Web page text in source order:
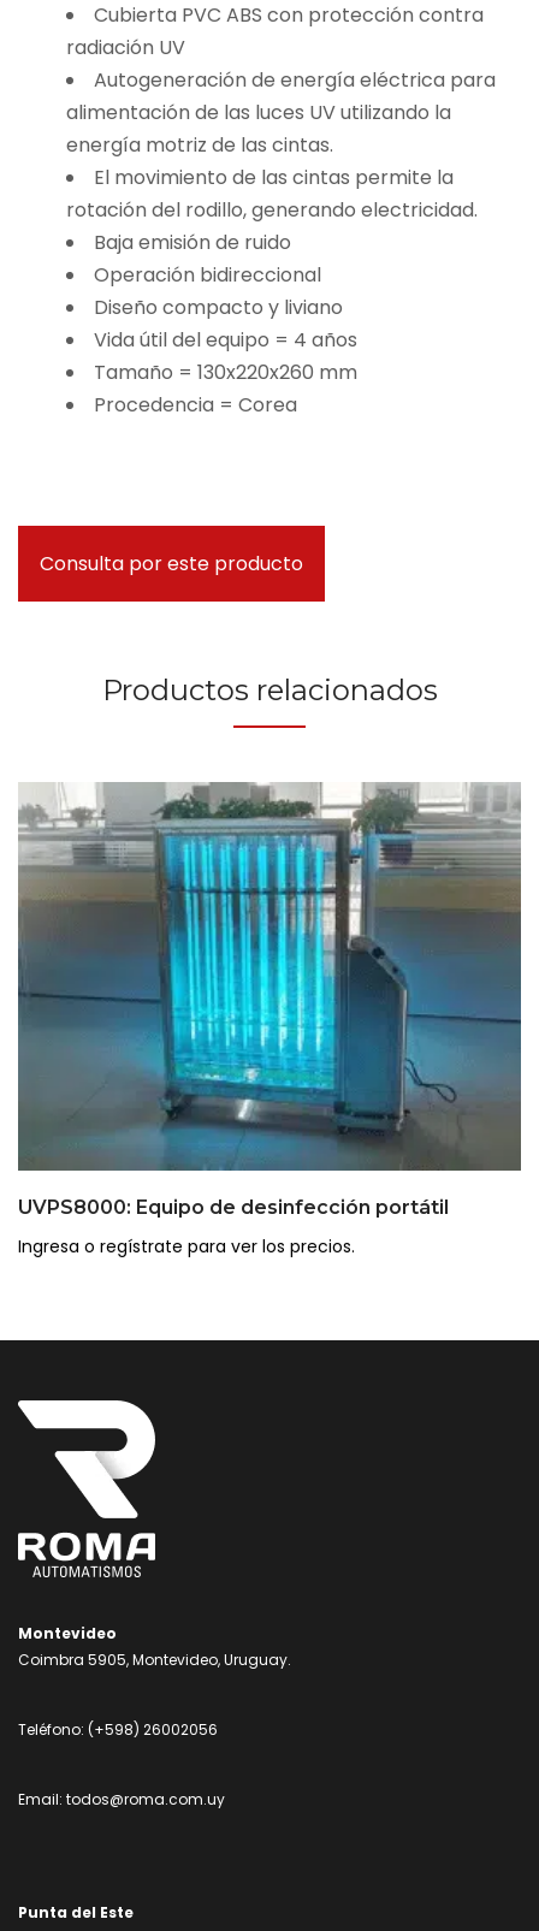
Cubierta PVC ABS con protección contra
radiación UV
Autogeneración de energía eléctrica para
alimentación de las luces UV utilizando la
energía motriz de las cintas.
El movimiento de las cintas permite la
rotación del rodillo, generando electricidad.
Baja emisión de ruido
Operación bidireccional
Diseño compacto y liviano
Vida útil del equipo = 4 años
Tamaño = 130x220x260 mm
Procedencia = Corea
Consulta por este producto
Productos relacionados
UVPS8000: Equipo de desinfección portátil
Ingresa o regístrate para ver los precios.
Montevideo
Coimbra 5905, Montevideo, Uruguay.
Teléfono: (+598) 26002056
Email: todos@roma.com.uy
Punta del Este